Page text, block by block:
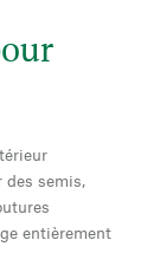
des semis,
entièrement